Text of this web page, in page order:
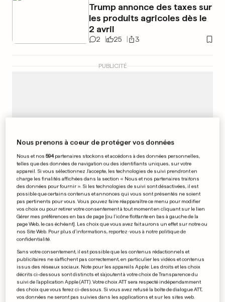
Trump annonce des taxes sur
les produits agricoles dès le
2 avril
2 25 3
PUBLICITÉ
DRAME À MANNHEIM
«Quand la voiture a foncé,
j'étais en pleine pause
déjeuner»
4 72 15
Nous prenons à coeur de protéger vos données
Nous et nos594partenaires stockons et accédons à des données personnelles,
telles que des données de navigation ou des identifiants uniques, sur votre
appareil. Si vous sélectionnez J'accepte, les technologies de suivi prendront en
charge les finalités affichées dans la section « Nous et nos partenaires traitons
des données pour fournir ». Si les technologies de suivi sont désactivées, il est
possible que certains contenus et annonces qui vous sont présentés ne soient
pas pertinents pour vous. Vous pouvez faire réapparaître ce menu pour modifier
vos choix ou pour retirer votre consentement à tout moment en cliquant sur le lien
Gérer mes préférences en bas de page [ou l'icône flottante en bas à gauche de la
page Web, le cas échéant]. Les choix que vous avez fait aurons un effet sur notre ou
nos Site Web. Pour plus d’informations, reportez-vous à notre politique de
confidentialité.
Sans votre consentement, il est possible que les contenus rédactionnels et
publicitaires ne s'affichent pas correctement, en particulier les vidéos et contenus
issus des réseaux sociaux. Note pour les appareils Apple: Les droits et les choix
décrits ci-dessous sont distincts et s'ajoutent à votre choix de Transparence du
suivi de l'application Apple (ATT). Votre choix ATT sera respecté indépendamment
des choix que vous ferez ci-dessous. Si vous avez refusé la boîte de dialogue ATT,
vos données ne seront pas suivies dans les applications et sur les sites web.